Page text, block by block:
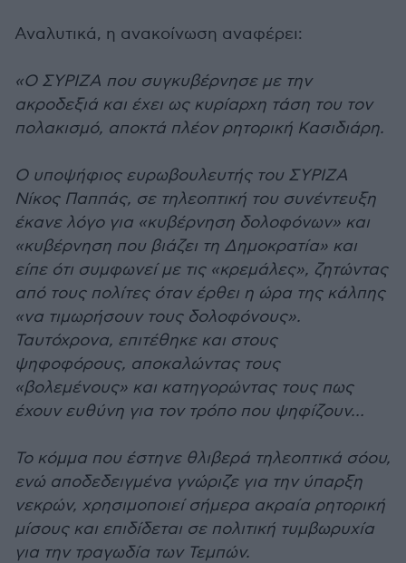
Αναλυτικά, η ανακοίνωση αναφέρει:
«Ο ΣΥΡΙΖΑ που συγκυβέρνησε με την
ακροδεξιά και έχει ως κυρίαρχη τάση του τον
πολακισμό, αποκτά πλέον ρητορική Κασιδιάρη.
Ο υποψήφιος ευρωβουλευτής του ΣΥΡΙΖΑ
Νίκος Παππάς, σε τηλεοπτική του συνέντευξη
έκανε λόγο για «κυβέρνηση δολοφόνων» και
«κυβέρνηση που βιάζει τη Δημοκρατία» και
είπε ότι συμφωνεί με τις «κρεμάλες», ζητώντας
από τους πολίτες όταν έρθει η ώρα της κάλπης
«να τιμωρήσουν τους δολοφόνους».
Ταυτόχρονα, επιτέθηκε και στους
ψηφοφόρους, αποκαλώντας τους
«βολεμένους» και κατηγορώντας τους πως
έχουν ευθύνη για τον τρόπο που ψηφίζουν…
Το κόμμα που έστηνε θλιβερά τηλεοπτικά σόου,
ενώ αποδεδειγμένα γνώριζε για την ύπαρξη
νεκρών, χρησιμοποιεί σήμερα ακραία ρητορική
μίσους και επιδίδεται σε πολιτική τυμβωρυχία
για την τραγωδία των Τεμπών.